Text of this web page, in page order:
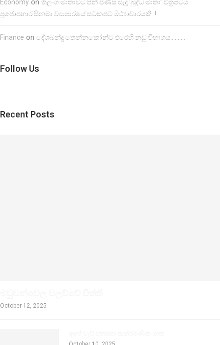
Economy
තිලංග මාතාවට පින් පිණිස සෑදූ ‘බුද්ධ මාතා’ චිත්‍රපටය
පූජෝපහාර සිනමා ව්‍යාපාරයේ සටකපට මිථ්‍යාචාරයකි..!
Finance on දේශබන්දු තෙන්නකෝන්ට එරෙහි නඩු විභාගය……….
Follow Us
Recent Posts
October 12, 2025